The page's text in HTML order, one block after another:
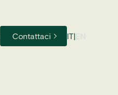
Contattaci IT|EN